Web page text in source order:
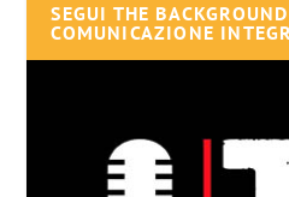
SEGUI THE
COMUNICAZIONE